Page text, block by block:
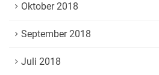
Oktober 2018
September 2018
Juli 2018